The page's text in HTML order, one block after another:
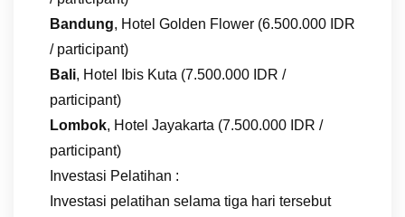
Bandung, Hotel Golden Flower (6.500.000 IDR
/ participant)
Bali, Hotel Ibis Kuta (7.500.000 IDR /
participant)
Lombok, Hotel Jayakarta (7.500.000 IDR /
participant)
Investasi Pelatihan :
Investasi pelatihan selama tiga hari tersebut